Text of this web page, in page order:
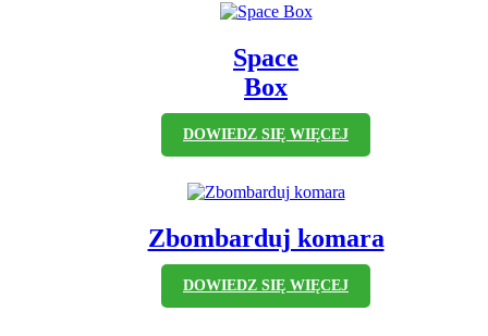
Space
Box
DOWIEDZ SIĘ WIĘCEJ
Zbombarduj komara
DOWIEDZ SIĘ WIĘCEJ